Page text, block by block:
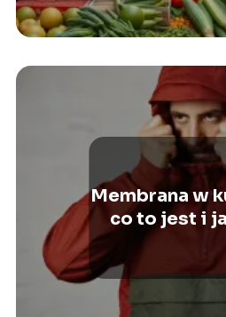
Membrana w
co to jest i